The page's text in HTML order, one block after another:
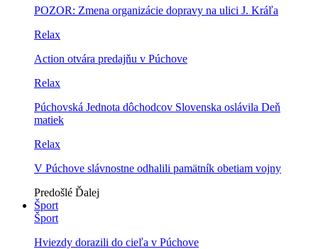
POZOR: Zmena organizácie dopravy na ulici J. Kráľa
Relax
Action otvára predajňu v Púchove
Relax
Púchovská Jednota dôchodcov Slovenska oslávila Deň
matiek
Relax
V Púchove slávnostne odhalili pamätník obetiam vojny
Predošlé Ďalej
Šport
Šport
Hviezdy dorazili do cieľa v Púchove